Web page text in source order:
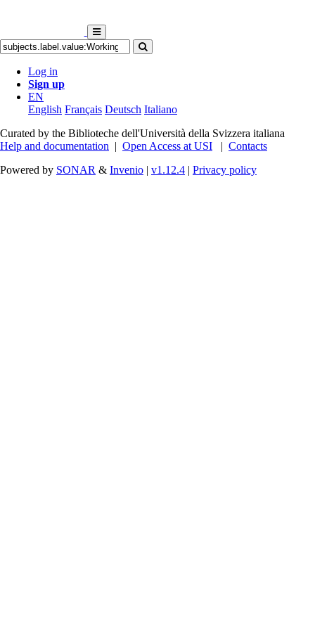
Log in
Sign up
EN
English Français Deutsch Italiano
Curated by the Biblioteche dell'Università della Svizzera italiana
Help and documentation | Open Access at USI | Contacts
Powered by SONAR & Invenio | v1.12.4 | Privacy policy